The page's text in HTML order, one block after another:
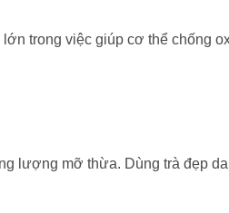
trong việc giúp cơ thể chống
lượng mỡ thừa. Dùng trà đẹp